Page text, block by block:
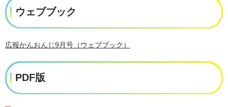
ウェブブック
広報かんおんじ9月号（ウェブブック）
PDF版